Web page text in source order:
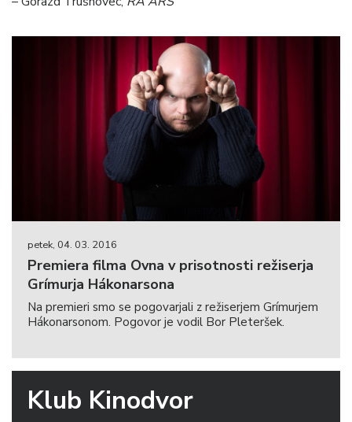
petek, 04. 03. 2016
Premiera filma Ovna v prisotnosti režiserja
Grímurja Hákonarsona
Na premieri smo se pogovarjali z režiserjem Grímurjem
Hákonarsonom. Pogovor je vodil Bor Pleteršek.
Klub Kinodvor